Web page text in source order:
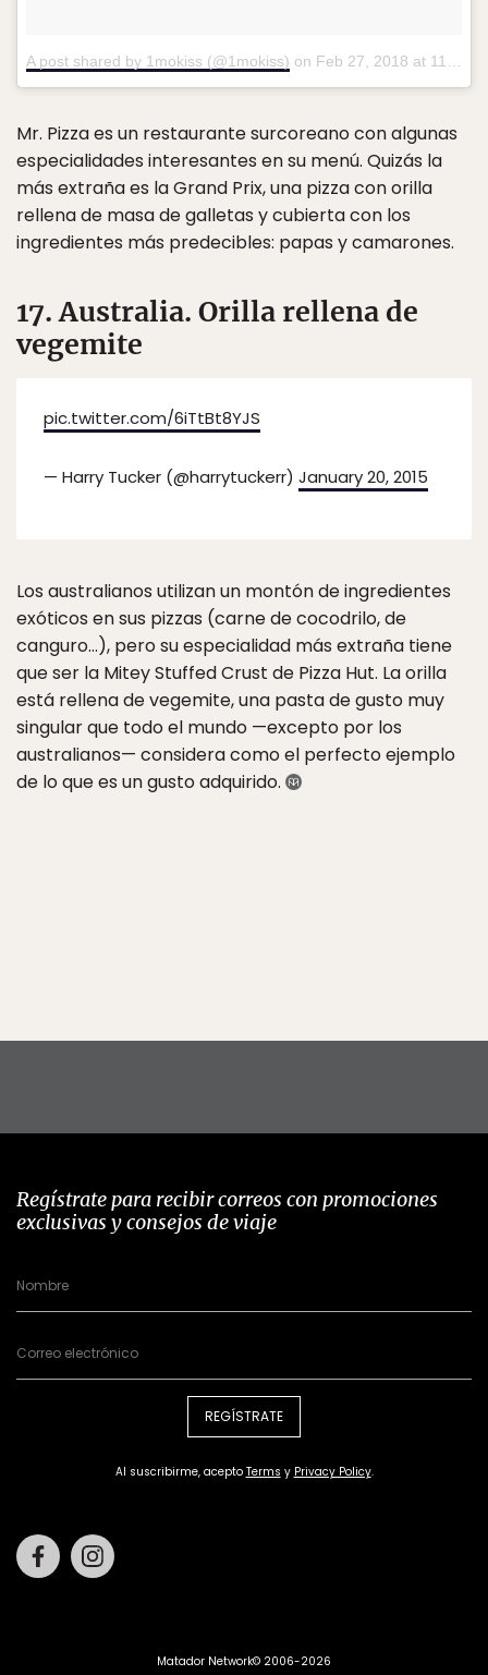
A post shared by 1mokiss (@1mokiss) on Feb 27, 2018 at 11:03pm PST
Mr. Pizza es un restaurante surcoreano con algunas
especialidades interesantes en su menú. Quizás la
más extraña es la Grand Prix, una pizza con orilla
rellena de masa de galletas y cubierta con los
ingredientes más predecibles: papas y camarones.
17. Australia. Orilla rellena de
vegemite
pic.twitter.com/6iTtBt8YJS
— Harry Tucker (@harrytuckerr) January 20, 2015
Los australianos utilizan un montón de ingredientes
exóticos en sus pizzas (carne de cocodrilo, de
canguro…), pero su especialidad más extraña tiene
que ser la Mitey Stuffed Crust de Pizza Hut. La orilla
está rellena de vegemite, una pasta de gusto muy
singular que todo el mundo —excepto por los
australianos— considera como el perfecto ejemplo
de lo que es un gusto adquirido.
Regístrate para recibir correos con promociones
exclusivas y consejos de viaje
REGÍSTRATE
Al suscribirme, acepto Terms y Privacy Policy.
Facebook
Matador Network© 2006-2026